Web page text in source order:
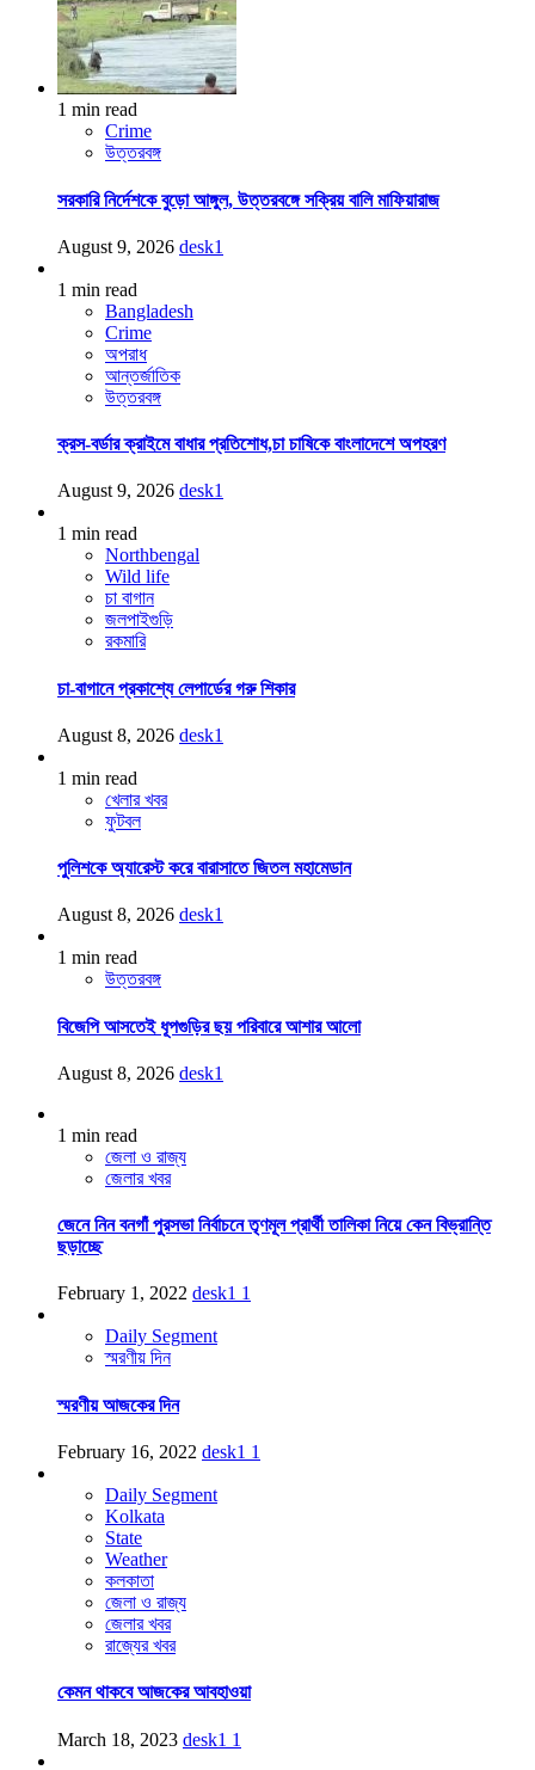
1 min read
Crime
উত্তরবঙ্গ
সরকারি নির্দেশকে বুড়ো আঙ্গুল, উত্তরবঙ্গে সক্রিয় বালি মাফিয়ারাজ
August 9, 2026 desk1
1 min read
Bangladesh
Crime
অপরাধ
আন্তর্জাতিক
উত্তরবঙ্গ
ক্রস-বর্ডার ক্রাইমে বাধার প্রতিশোধ,চা চাষিকে বাংলাদেশে অপহরণ
August 9, 2026 desk1
1 min read
Northbengal
Wild life
চা বাগান
জলপাইগুড়ি
রকমারি
চা-বাগানে প্রকাশ্যে লেপার্ডের গরু শিকার
August 8, 2026 desk1
1 min read
খেলার খবর
ফুটবল
পুলিশকে অ্যারেস্ট করে বারাসাতে জিতল মহামেডান
August 8, 2026 desk1
1 min read
উত্তরবঙ্গ
বিজেপি আসতেই ধূপগুড়ির ছয় পরিবারে আশার আলো
August 8, 2026 desk1
1 min read
জেলা ও রাজ্য
জেলার খবর
জেনে নিন বনগাঁ পুরসভা নির্বাচনে তৃণমূল প্রার্থী তালিকা নিয়ে কেন বিভ্রান্তি
ছড়াচ্ছে
February 1, 2022 desk1 1
Daily Segment
স্মরণীয় দিন
স্মরণীয় আজকের দিন
February 16, 2022 desk1 1
Daily Segment
Kolkata
State
Weather
কলকাতা
জেলা ও রাজ্য
জেলার খবর
রাজ্যের খবর
কেমন থাকবে আজকের আবহাওয়া
March 18, 2023 desk1 1